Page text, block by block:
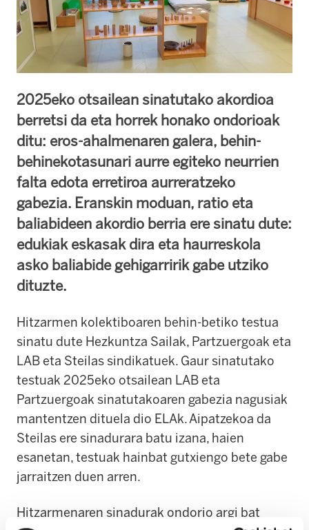
2025eko otsailean sinatutako akordioa
berretsi da eta horrek honako ondorioak
ditu: eros-ahalmenaren galera, behin-
behinekotasunari aurre egiteko neurrien
falta edota erretiroa aurreratzeko
gabezia. Eranskin moduan, ratio eta
baliabideen akordio berria ere sinatu dute:
edukiak eskasak dira eta haurreskola
asko baliabide gehigarririk gabe utziko
dituzte.
Hitzarmen kolektiboaren behin-betiko testua
sinatu dute Hezkuntza Sailak, Partzuergoak eta
LAB eta Steilas sindikatuek. Gaur sinatutako
testuak 2025eko otsailean LAB eta
Partzuergoak sinatutakoaren gabezia nagusiak
mantentzen dituela dio ELAk. Aipatzekoa da
Steilas ere sinadurara batu izana, haien
esanetan, testuak hainbat gutxiengo bete gabe
jarraitzen duen arren.
Hitzarmenaren sinadurak ondorio argi bat